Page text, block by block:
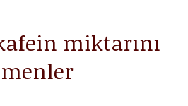
miktarını